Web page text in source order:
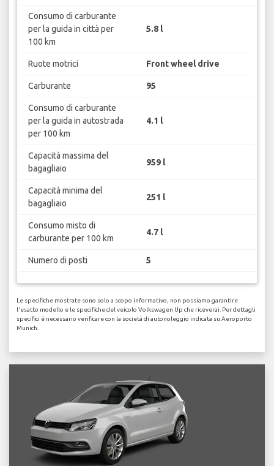
Consumo di carburante
per la guida in città per
100 km
5.8 l
Ruote motrici Front wheel drive
Carburante 95
Consumo di carburante
per la guida in autostrada
per 100 km
4.1 l
Capacità massima del
bagagliaio
959 l
Capacità minima del
bagagliaio
251 l
Consumo misto di
carburante per 100 km
4.7 l
Numero di posti 5
Le specifiche mostrate sono solo a scopo informativo, non possiamo garantire
l'esatto modello e le specifiche del veicolo Volkswagen Up che riceverai. Per dettagli
specifici è necessario verificare con la società di autonoleggio indicata su Aeroporto
Munich.